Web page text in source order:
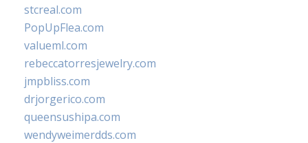
stcreal.com
PopUpFlea.com
valueml.com
rebeccatorresjewelry.com
jmpbliss.com
drjorgerico.com
queensushipa.com
wendyweimerdds.com